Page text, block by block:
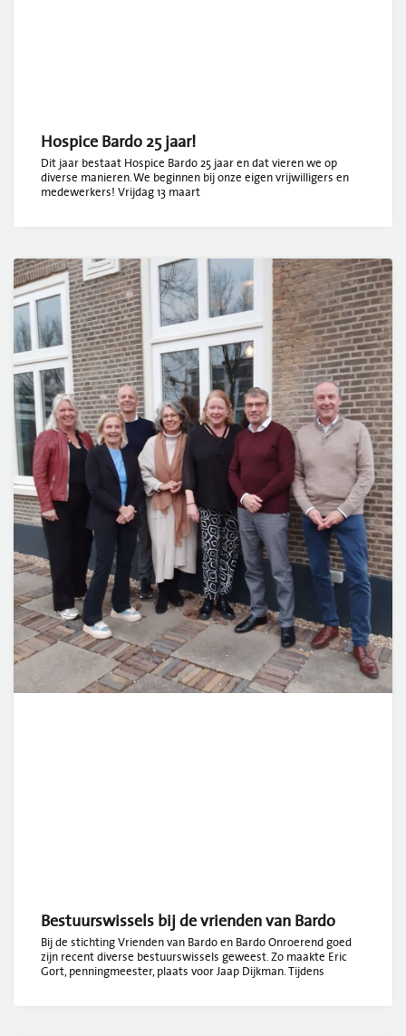
Hospice Bardo 25 jaar!
Dit jaar bestaat Hospice Bardo 25 jaar en dat vieren we op
diverse manieren. We beginnen bij onze eigen vrijwilligers en
medewerkers! Vrijdag 13 maart
Bestuurswissels bij de vrienden van Bardo
Bij de stichting Vrienden van Bardo en Bardo Onroerend goed
zijn recent diverse bestuurswissels geweest. Zo maakte Eric
Gort, penningmeester, plaats voor Jaap Dijkman. Tijdens